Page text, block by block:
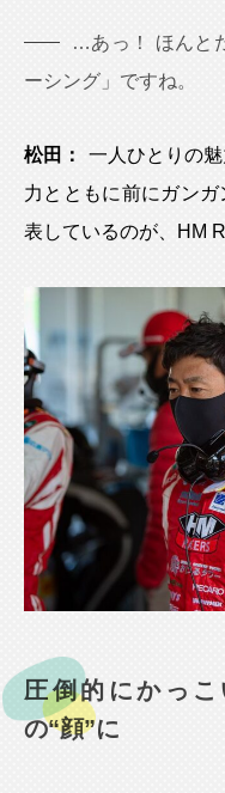
…あっ！ ほんと
ーシング」ですね。
松田：
一人ひとりの
力とともに前にガン
表しているのが、HM
圧倒的にかっこ
の“顔”に